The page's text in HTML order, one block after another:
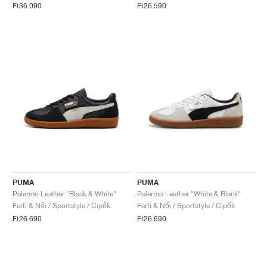
Ft36.090
Ft26.590
PUMA
Palermo Leather "Black & White"
Férfi & Női / Sportstyle / Cipők
Ft26.690
PUMA
Palermo Leather "White & Black"
Férfi & Női / Sportstyle / Cipők
Ft26.690